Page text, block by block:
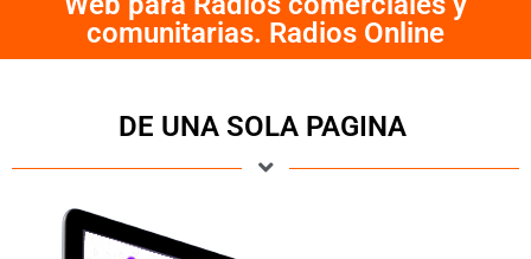
comunitarias. Radios Online
DE UNA SOLA PAGINA